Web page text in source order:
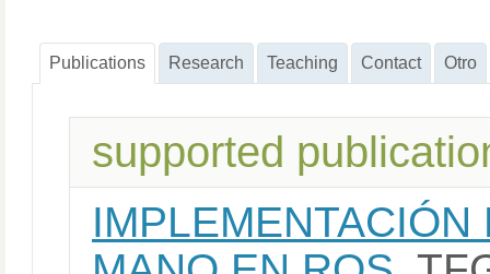
Publications Research Teaching Contact Otro
supported